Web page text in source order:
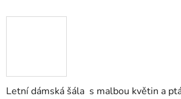
Letní dámská šála s malbou květin a